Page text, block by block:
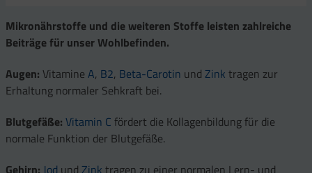
Mikronährstoffe und die weiteren Stoffe leisten zahlreiche
Beiträge für unser Wohlbefinden.
Augen: Vitamine A, B2, Beta-Carotin und Zink tragen zur
Erhaltung normaler Sehkraft bei.
Blutgefäße: Vitamin C fördert die Kollagenbildung für die
normale Funktion der Blutgefäße.
Gehirn: Jod und Zink tragen zu einer normalen Lern- und